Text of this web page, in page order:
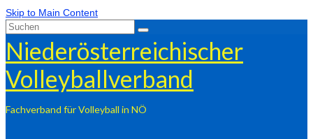
Skip to Main Content
Suchen
nach:
Niederösterreichischer
Volleyballverband
Fachverband für Volleyball in NÖ